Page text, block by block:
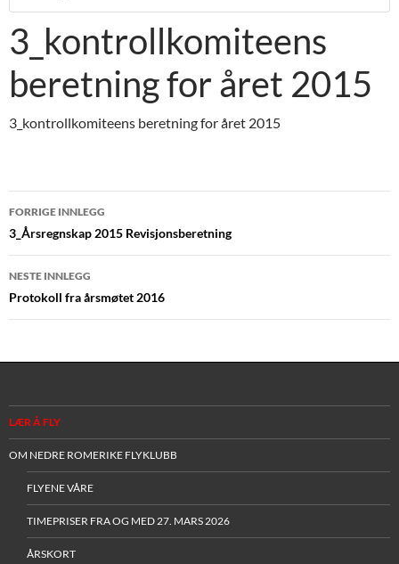
3_kontrollkomiteens
beretning for året 2015
3_kontrollkomiteens beretning for året 2015
Innleggsnavigasjon
FORRIGE INNLEGG
3_Årsregnskap 2015 Revisjonsberetning
NESTE INNLEGG
Protokoll fra årsmøtet 2016
LÆR Å FLY
OM NEDRE ROMERIKE FLYKLUBB
FLYENE VÅRE
TIMEPRISER FRA OG MED 27. MARS 2026
ÅRSKORT